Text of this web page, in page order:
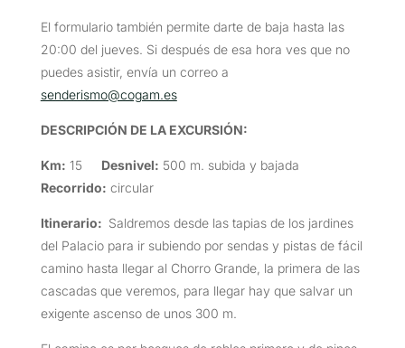
El formulario también permite darte de baja hasta las
20:00 del jueves. Si después de esa hora ves que no
puedes asistir, envía un correo a
senderismo@cogam.es
DESCRIPCIÓN DE LA EXCURSIÓN:
Km: 15Desnivel: 500 m. subida y bajada
Recorrido: circular
Itinerario: Saldremos desde las tapias de los jardines
del Palacio para ir subiendo por sendas y pistas de fácil
camino hasta llegar al Chorro Grande, la primera de las
cascadas que veremos, para llegar hay que salvar un
exigente ascenso de unos 300 m.